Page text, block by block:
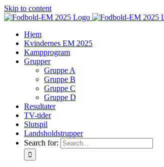
Skip to content
Hjem
Kvindernes EM 2025
Kampprogram
Grupper
Gruppe A
Gruppe B
Gruppe C
Gruppe D
Resultater
TV-tider
Slutspil
Landsholdstrupper
Search for: